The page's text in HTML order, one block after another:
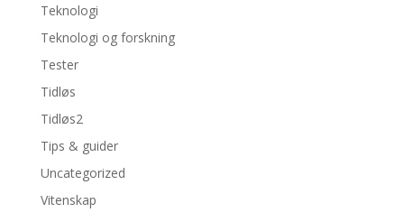
Teknologi
Teknologi og forskning
Tester
Tidløs
Tidløs2
Tips & guider
Uncategorized
Vitenskap